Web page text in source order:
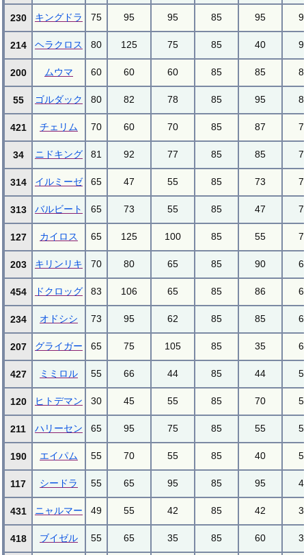
230 キングドラ 75 95 95 85 95
214 ヘラクロス 80 125 75 85 40
200 ムウマ 60 60 60 85 85
55 ゴルダック 80 82 78 85 95
421 チェリム 70 60 70 85 87
34 ニドキング 81 92 77 85 85
314 イルミーゼ 65 47 55 85 73
313 バルビート 65 73 55 85 47
127 カイロス 65 125 100 85 55
203 キリンリキ 70 80 65 85 90
454 ドクロッグ 83 106 65 85 86
234 オドシシ 73 95 62 85 85
207 グライガー 65 75 105 85 35
427 ミミロル 55 66 44 85 44
120 ヒトデマン 30 45 55 85 70
211 ハリーセン 65 95 75 85 55
190 エイパム 55 70 55 85 40
117 シードラ 55 65 95 85 95
431 ニャルマー 49 55 42 85 42
418 ブイゼル 55 65 35 85 60